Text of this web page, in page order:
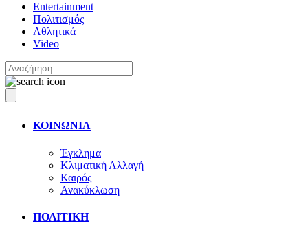
Entertainment
Πολιτισμός
Αθλητικά
Video
ΚΟΙΝΩΝΙΑ
Έγκλημα
Κλιματική Αλλαγή
Καιρός
Ανακύκλωση
ΠΟΛΙΤΙΚΗ